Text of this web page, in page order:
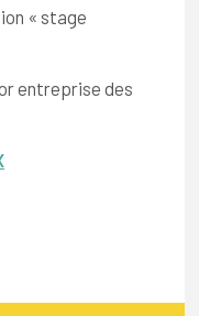
« stage
entreprise des